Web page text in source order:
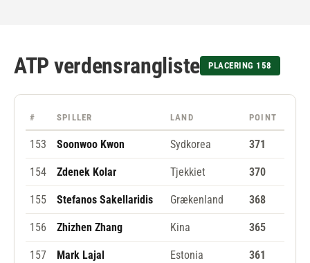
ATP verdensrangliste PLACERING 158
# SPILLER LAND POINT
153 Soonwoo Kwon Sydkorea 371
154 Zdenek Kolar Tjekkiet 370
155 Stefanos Sakellaridis Grækenland 368
156 Zhizhen Zhang Kina 365
157 Mark Lajal Estonia 361